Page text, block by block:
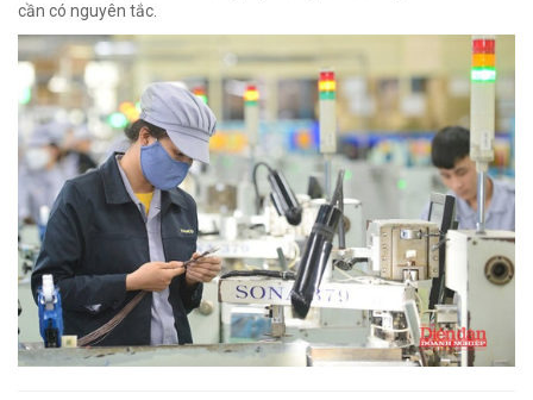
cần có nguyên tắc.